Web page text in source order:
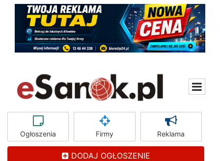
Ogłoszenia Firmy Reklama
DODAJ OGŁOSZENIE